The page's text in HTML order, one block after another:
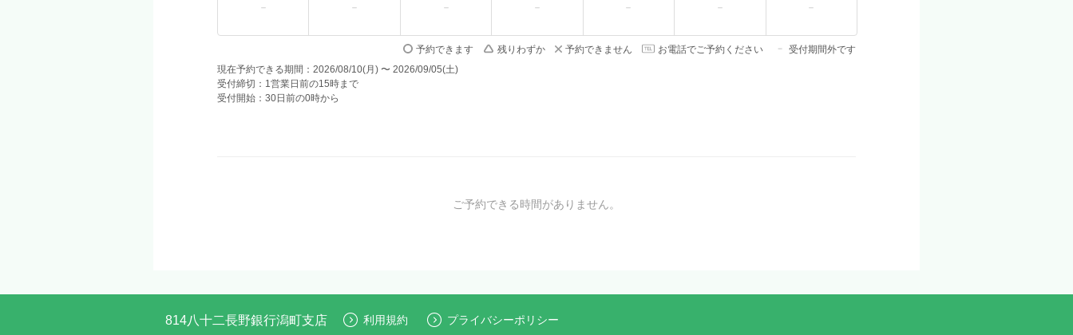
予約できます 残りわずか 予約できません お電話でご予約ください
受付期間外です
現在予約できる期間：2026/08/10(月) 〜 2026/09/05(土)
受付締切：1営業日前の15時まで
受付開始：30日前の0時から
ご予約できる時間がありません。
814八十二長野銀行潟町支店 利用規約 プライバシーポリシー